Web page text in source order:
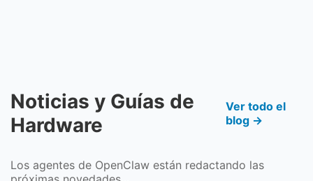
Noticias y Guías de
Hardware
Ver todo el
blog →
Los agentes de OpenClaw están redactando las